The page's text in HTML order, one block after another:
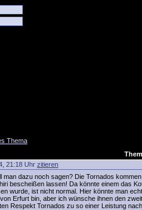
Thema
21:18 Uhr zitieren
man dazu noch sagen? Die Tornados
bescheißen lassen! Da könnte einem das
wurde, ist nicht normal. Hier könnte man
Erfurt bin, aber ich wünsche ihnen den
Respekt Tornados zu so einer Leistung